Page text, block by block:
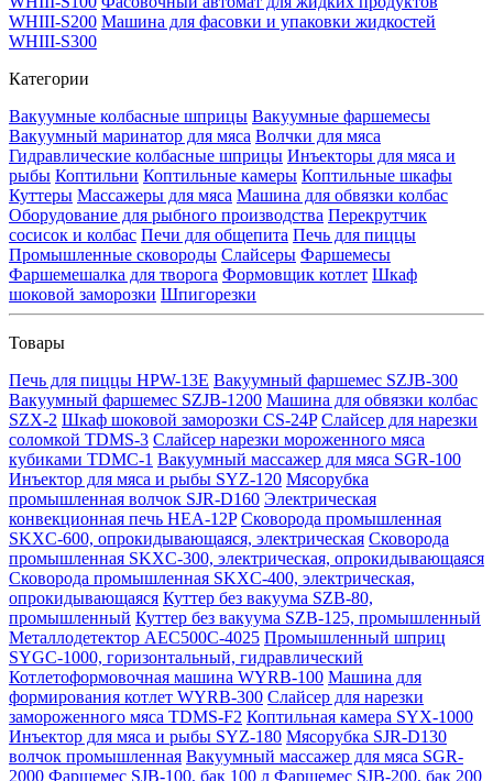
WHIII-S200 Машина для фасовки и упаковки жидкостей
WHIII-S300
Категории
Вакуумные колбасные шприцы Вакуумные фаршемесы
Вакуумный маринатор для мяса Волчки для мяса
Гидравлические колбасные шприцы Инъекторы для мяса и
рыбы Коптильни Коптильные камеры Коптильные шкафы
Куттеры Массажеры для мяса Машина для обвязки колбас
Оборудование для рыбного производства Перекрутчик
сосисок и колбас Печи для общепита Печь для пиццы
Промышленные сковороды Слайсеры Фаршемесы
Фаршемешалка для творога Формовщик котлет Шкаф
шоковой заморозки Шпигорезки
Товары
Печь для пиццы HPW-13E Вакуумный фаршемес SZJB-300
Вакуумный фаршемес SZJB-1200 Машина для обвязки колбас
SZX-2 Шкаф шоковой заморозки CS-24P Слайсер для нарезки
соломкой TDMS-3 Слайсер нарезки мороженного мяса
кубиками TDMC-1 Вакуумный массажер для мяса SGR-100
Инъектор для мяса и рыбы SYZ-120 Мясорубка
промышленная волчок SJR-D160 Электрическая
конвекционная печь HEA-12P Сковорода промышленная
SKXC-600, опрокидывающаяся, электрическая Сковорода
промышленная SKXC-300, электрическая, опрокидывающаяся
Сковорода промышленная SKXC-400, электрическая,
опрокидывающаяся Куттер без вакуума SZB-80,
промышленный Куттер без вакуума SZB-125, промышленный
Металлодетектор AEC500C-4025 Промышленный шприц
SYGC-1000, горизонтальный, гидравлический
Котлетоформовочная машина WYRB-100 Машина для
формирования котлет WYRB-300 Слайсер для нарезки
замороженного мяса TDMS-F2 Коптильная камера SYX-1000
Инъектор для мяса и рыбы SYZ-180 Мясорубка SJR-D130
волчок промышленная Вакуумный массажер для мяса SGR-
2000 Фаршемес SJB-100, бак 100 л Фаршемес SJB-200, бак 200